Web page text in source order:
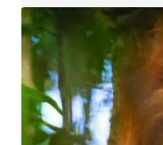
Trend Anlass